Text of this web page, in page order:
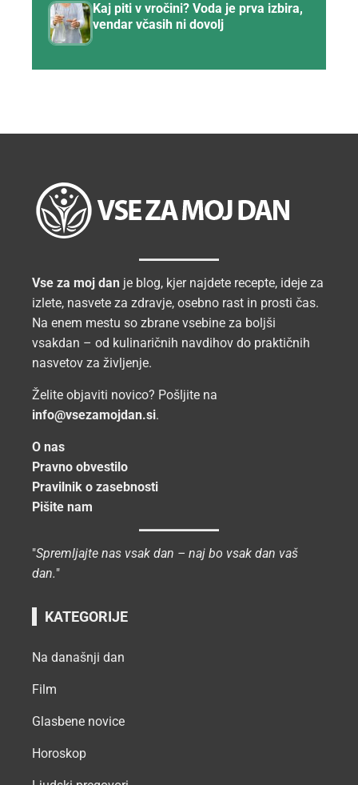
Kaj piti v vročini? Voda je prva izbira,
vendar včasih ni dovolj
Vse za moj dan je blog, kjer najdete recepte, ideje za
izlete, nasvete za zdravje, osebno rast in prosti čas.
Na enem mestu so zbrane vsebine za boljši
vsakdan – od kulinaričnih navdihov do praktičnih
nasvetov za življenje.
Želite objaviti novico? Pošljite na
info@vsezamojdan.si.
O nas
Pravno obvestilo
Pravilnik o zasebnosti
Pišite nam
"Spremljajte nas vsak dan – naj bo vsak dan vaš
dan."
KATEGORIJE
Na današnji dan
Film
Glasbene novice
Horoskop